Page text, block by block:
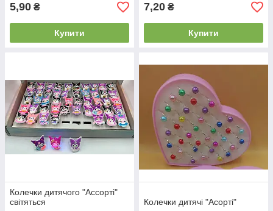
5,90 ₴
Купити
7,20 ₴
Купити
Колечки дитячого "Ассорті"
світяться
Колечки дитячі "Асорті"